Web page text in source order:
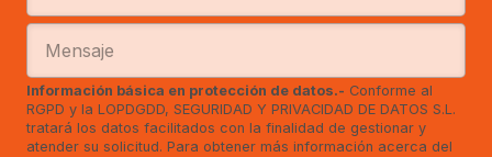
Información básica en protección de datos.- Conforme al
RGPD y la LOPDGDD, SEGURIDAD Y PRIVACIDAD DE DATOS S.L.
tratará los datos facilitados con la finalidad de gestionar y
atender su solicitud. Para obtener más información acerca del